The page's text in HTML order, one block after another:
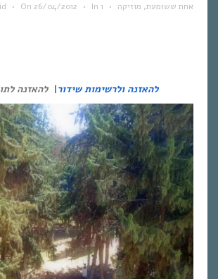
• On 26/04/2012 • In אחת ששומעת, מוזיקה •
1
להאזנה ולרשימות שידור|להאזנה